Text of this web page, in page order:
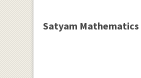
Satyam Mathematics